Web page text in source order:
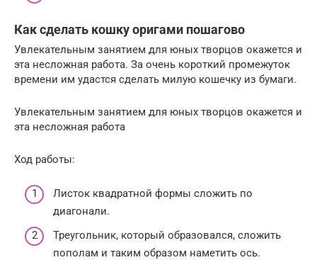
Как сделать кошку оригами пошагово
Увлекательным занятием для юных творцов окажется и
эта несложная работа. За очень короткий промежуток
времени им удастся сделать милую кошечку из бумаги.
Увлекательным занятием для юных творцов окажется и
эта несложная работа
Ход работы:
Листок квадратной формы сложить по
диагонали.
Треугольник, который образовался, сложить
пополам и таким образом наметить ось.